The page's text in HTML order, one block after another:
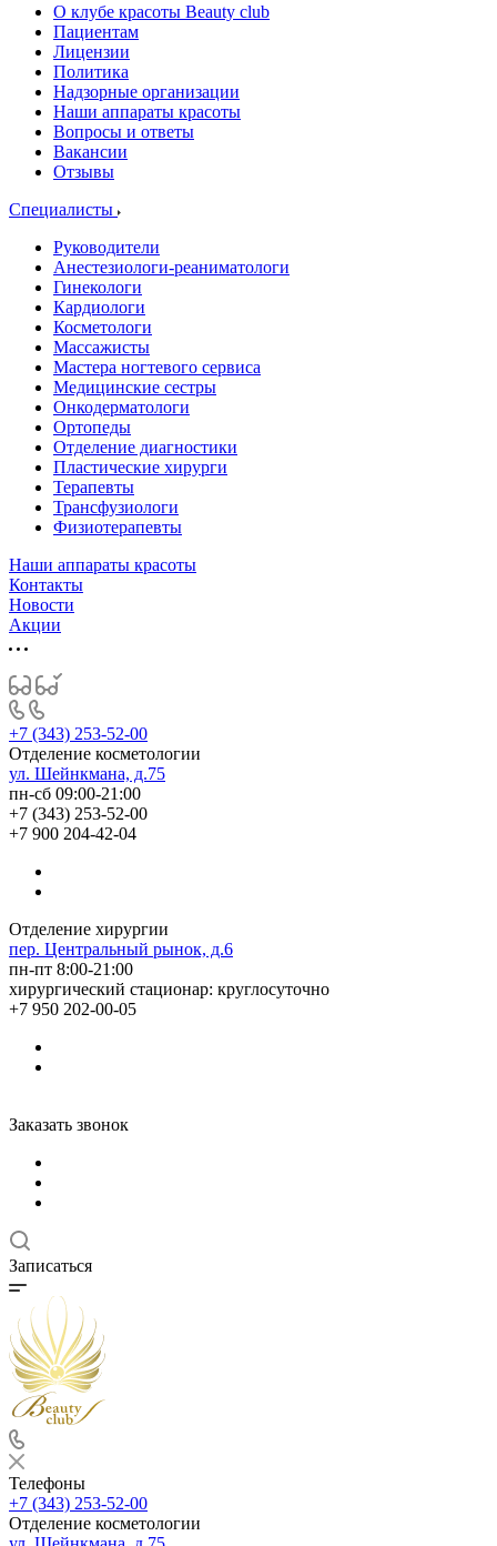
О клубе красоты Beauty club
Пациентам
Лицензии
Политика
Надзорные организации
Наши аппараты красоты
Вопросы и ответы
Вакансии
Отзывы
Специалисты
Руководители
Анестезиологи-реаниматологи
Гинекологи
Кардиологи
Косметологи
Массажисты
Мастера ногтевого сервиса
Медицинские сестры
Онкодерматологи
Ортопеды
Отделение диагностики
Пластические хирурги
Терапевты
Трансфузиологи
Физиотерапевты
Наши аппараты красоты
Контакты
Новости
Акции
+7 (343) 253-52-00
Отделение косметологии
ул. Шейнкмана, д.75
пн-сб 09:00-21:00
+7 (343) 253-52-00
+7 900 204-42-04
Отделение хирургии
пер. Центральный рынок, д.6
пн-пт 8:00-21:00
хирургический стационар: круглосуточно
+7 950 202-00-05
Заказать звонок
Записаться
Телефоны
+7 (343) 253-52-00
Отделение косметологии